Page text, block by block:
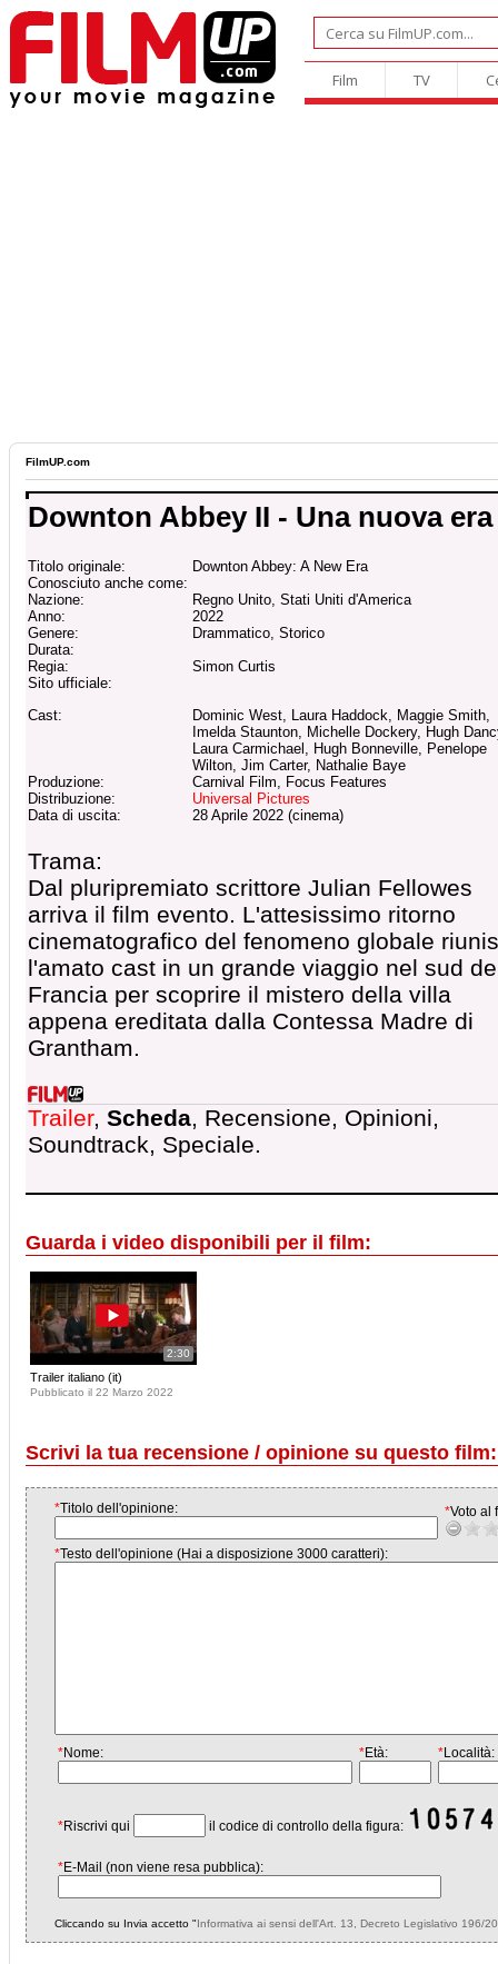
Film TV
FilmUP.com
Downton Abbey II - Una nuova era
Titolo originale:
Downton Abbey: A New Era
Conosciuto anche come:
Nazione:
Regno Unito, Stati Uniti d'America
Anno:
2022
Genere:
Drammatico, Storico
Durata:
Regia:
Simon Curtis
Sito ufficiale:
Cast:
Dominic West, Laura Haddock, Maggie Smith,
Imelda Staunton, Michelle Dockery, Hugh
Laura Carmichael, Hugh Bonneville, Penelope
Wilton, Jim Carter, Nathalie Baye
Produzione:
Carnival Film, Focus Features
Distribuzione:
Universal Pictures
Data di uscita:
28 Aprile 2022 (cinema)
Trama:
Dal pluripremiato scrittore Julian Fellowes
arriva il film evento. L'attesissimo ritorno
cinematografico del fenomeno globale
l'amato cast in un grande viaggio nel sud
Francia per scoprire il mistero della villa
appena ereditata dalla Contessa Madre di
Grantham.
Trailer, Scheda, Recensione, Opinioni,
Soundtrack, Speciale.
Guarda i video disponibili per il film:
2:30
Trailer italiano (it)
Pubblicato il 22 Marzo 2022
Scrivi la tua recensione / opinione su questo
*Titolo dell'opinione: *Voto al
*Testo dell'opinione (Hai a disposizione 3000 caratteri):
*Nome: *Età: *Località:
*Riscrivi qui il codice di controllo della figura:
*E-Mail (non viene resa pubblica):
Cliccando su Invia accetto "Informativa ai sensi dell'Art. 13, Decreto Legislativo 196/